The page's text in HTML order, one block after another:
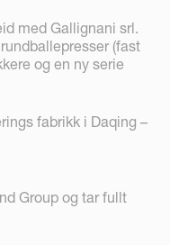
med Gallignani srl.
(fast
og en ny serie
fabrikk i Daqing –
Group og tar fullt